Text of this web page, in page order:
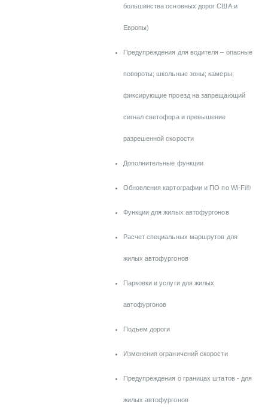
большинства основных дорог США и
Европы)
Предупреждения для водителя – опасные
повороты; школьные зоны; камеры;
фиксирующие проезд на запрещающий
сигнал светофора и превышение
разрешенной скорости
Дополнительные функции
Обновления картографии и ПО по Wi-Fi®
Функции для жилых автофургонов
Расчет специальных маршрутов для
жилых автофургонов
Парковки и услуги для жилых
автофургонов
Подъем дороги
Изменения ограничений скорости
Предупреждения о границах штатов - для
жилых автофургонов